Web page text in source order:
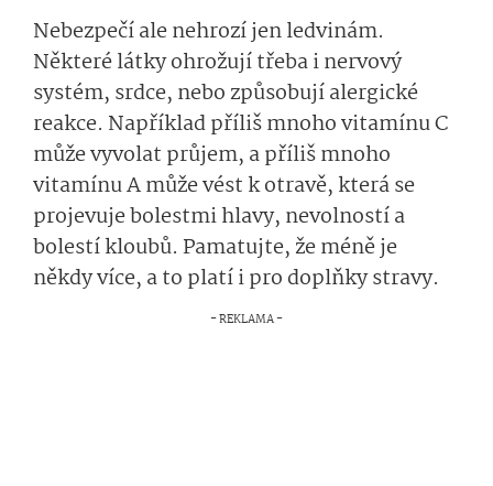
Nebezpečí ale nehrozí jen ledvinám.
Některé látky ohrožují třeba i nervový
systém, srdce, nebo způsobují alergické
reakce. Například příliš mnoho vitamínu C
může vyvolat průjem, a příliš mnoho
vitamínu A může vést k otravě, která se
projevuje bolestmi hlavy, nevolností a
bolestí kloubů. Pamatujte, že méně je
někdy více, a to platí i pro doplňky stravy.